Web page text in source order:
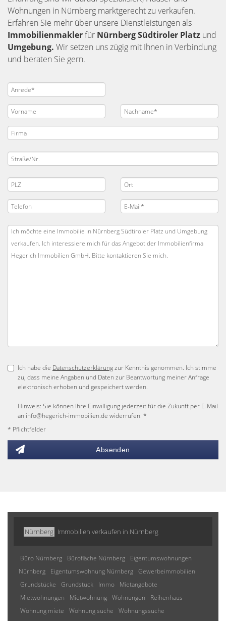
Wohnungen in Nürnberg marktgerecht zu verkaufen.
Erfahren Sie mehr über unsere Dienstleistungen als
Immobilienmaklerfür Nürnberg Südtiroler Platz und
Umgebung. Wir setzen uns zügig mit Ihnen in Verbindung
und beraten Sie gern.
Ich habe die Datenschutzerklärungzur Kenntnis genommen. Ich stimme
zu, dass meine Angaben und Daten zur Beantwortung meiner Anfrage
elektronisch erhoben und gespeichert werden.
Hinweis: Sie können Ihre Einwilligung jederzeit für die Zukunft per E-Mail
an info@hegerich-immobilien.de widerrufen. *
* Pflichtfelder
Absenden
Nürnberg Immobilien verkaufen in Nürnberg
Büro Nürnberg Bürofläche Nürnberg
Eigentumswohnungen
Nürnberg
Eigentumswohnung Nürnberg Gewerbeimmobilien
Grundstücke
Grundstück Immo
Mietangebote
Mietwohnungen
Mietwohnung Wohnungen
Reihenhaus
Wohnung miete
Wohnung suche
Wohnungssuche